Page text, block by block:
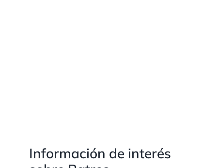
Información de interés